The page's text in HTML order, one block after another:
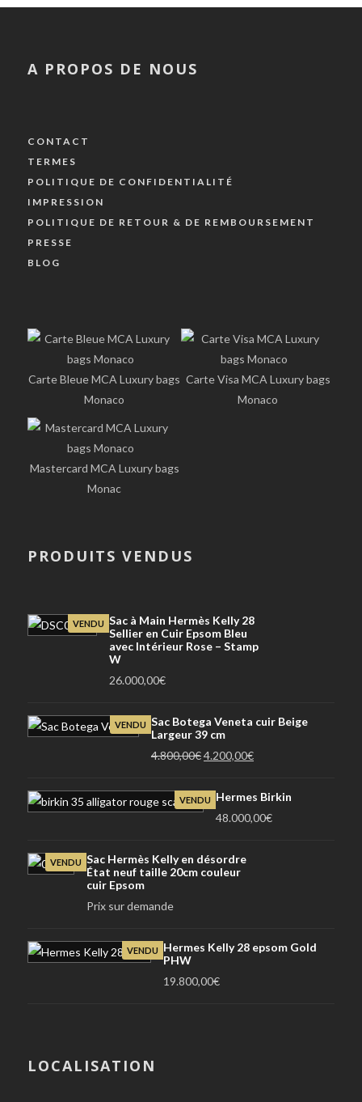
A PROPOS DE NOUS
CONTACT
TERMES
POLITIQUE DE CONFIDENTIALITÉ
IMPRESSION
POLITIQUE DE RETOUR & DE REMBOURSEMENT
PRESSE
BLOG
Carte Bleue MCA Luxury bags
Monaco
Carte Visa MCA Luxury bags
Monaco
Mastercard MCA Luxury bags
Monac
PRODUITS VENDUS
VENDU Sac à Main Hermès Kelly 28
Sellier en Cuir Epsom Bleu
avec Intérieur Rose – Stamp
W
26.000,00€
VENDU Sac Botega Veneta cuir Beige
Largeur 39 cm
4.800,00€Le
initial
était :
4.200,00€Le
actuel
est :
VENDU
Hermes Birkin
48.000,00€
VENDU Sac Hermès Kelly en désordre
État neuf taille 20cm couleur
cuir Epsom
Prix sur demande
VENDU
Hermes Kelly 28 epsom Gold
PHW
19.800,00€
LOCALISATION